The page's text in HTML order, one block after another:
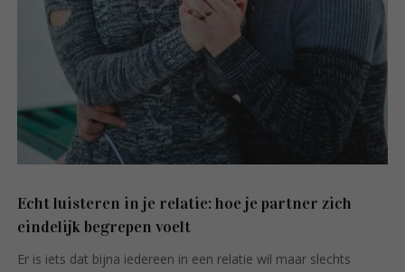
Echt luisteren in je relatie: hoe je partner zich
eindelijk begrepen voelt
Er is iets dat bijna iedereen in een relatie wil maar slechts